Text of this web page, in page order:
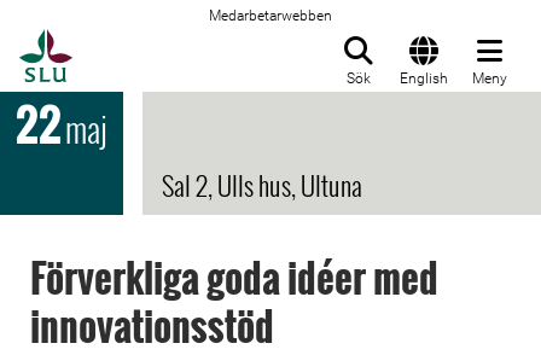
Medarbetarwebben
Sök English Meny
22maj
Sal 2, Ulls hus, Ultuna
Förverkliga goda idéer med
innovationsstöd